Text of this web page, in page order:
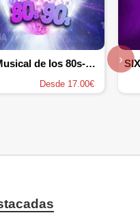
El Musical de los 80s-90s
Desde 17.00€
›